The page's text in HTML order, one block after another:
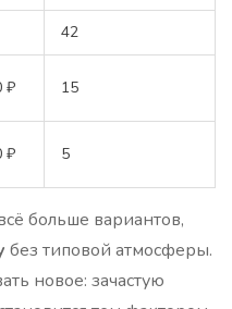
42
₽ 15
₽ 5
больше вариантов,
без типовой атмосферы.
новое: зачастую